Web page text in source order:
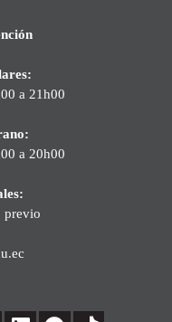
a 21h00
a 20h00
previo